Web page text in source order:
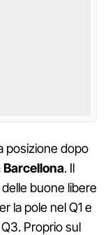
posizione dopo
Barcellona. Il
buone libere
la pole nel Q1 e
Proprio sul